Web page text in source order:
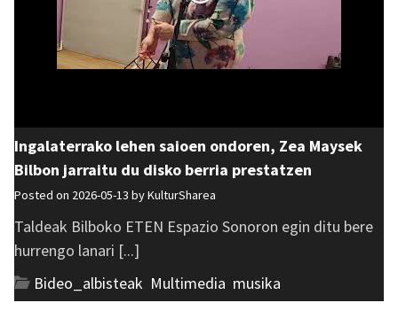
Ingalaterrako lehen saioen ondoren, Zea Maysek
Bilbon jarraitu du disko berria prestatzen
Posted on 2026-05-13 byKulturSharea
Taldeak Bilboko ETEN Espazio Sonoron egin ditu bere
hurrengo lanari [...]
Bideo_albisteak Multimedia musika